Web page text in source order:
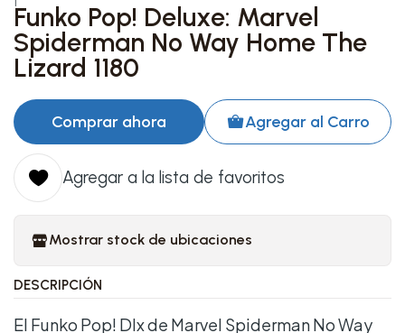
Funko Pop! Deluxe: Marvel
Spiderman No Way Home The
Lizard 1180
Agregar al Carro
Comprar ahora
Agregar a la lista de favoritos
Mostrar stock de ubicaciones
DESCRIPCIÓN
El Funko Pop! Dlx de Marvel Spiderman No Way